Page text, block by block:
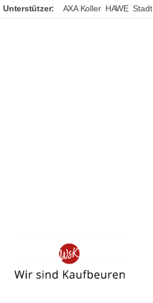
Unterstützer: AXA Koller HAWE